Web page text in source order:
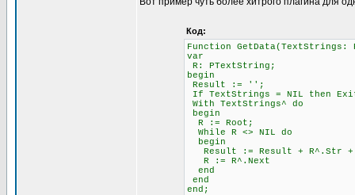
Код:
Function
var
R: PTextString;
begin
Result := '';
If TextStrings = NIL then
With TextStrings^ do
begin
R := Root;
While R <> NIL do
begin
Result := Result + R^.Str +
R := R^.Next
end
end
end;